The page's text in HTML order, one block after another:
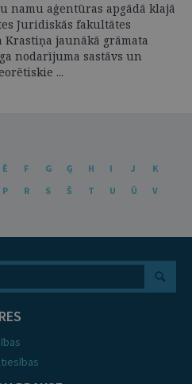
namu aģentūras apgādā klajā
Juridiskās fakultātes
jaunākā grāmata
nodarījuma sastāvs un
...
Ē F G Ģ H I J
K
P R S Š T U Ū
V